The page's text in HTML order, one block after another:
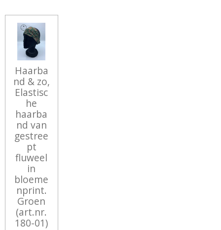
Haarba
nd & zo,
Elastisc
he
haarba
nd van
gestree
pt
fluweel
in
bloeme
nprint.
Groen
(art.nr.
180-01)